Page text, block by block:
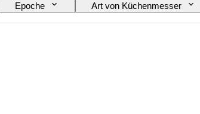
Epoche Art von Küchenmesser